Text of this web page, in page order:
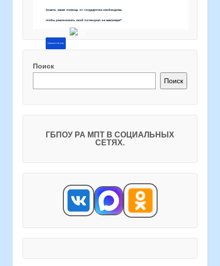
Знаете, какая помощь от государства необходима,
чтобы реализовать свой потенциал на максимум?
Напишите об этом
Поиск
Поиск
ГБПОУ РА МПТ В СОЦИАЛЬНЫХ
СЕТЯХ.